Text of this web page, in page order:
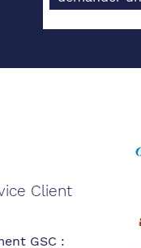
Client
GSC :